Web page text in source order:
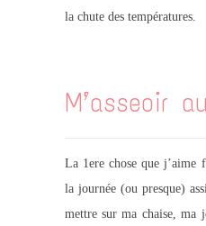
la chute des températures.
M’asseoir
La 1ere chose que j’aime
la journée (ou presque)
mettre sur ma chaise, ma